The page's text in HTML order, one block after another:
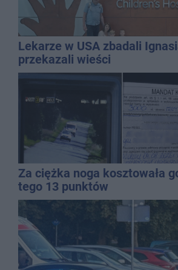
Lekarze w USA zbadali
przekazali wieści
Za ciężka noga kosztowała
tego 13 punktów